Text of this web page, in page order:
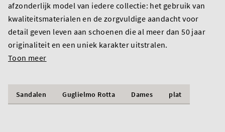
afzonderlijk model van iedere collectie: het gebruik van
kwaliteitsmaterialen en de zorgvuldige aandacht voor
detail geven leven aan schoenen die al meer dan 50 jaar
originaliteit en een uniek karakter uitstralen.
Toon meer
Sandalen Guglielmo Rotta Dames plat